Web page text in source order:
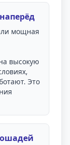
мощная
высокую
Это